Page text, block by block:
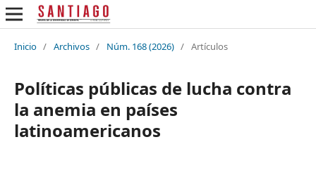
Inicio / Archivos / Núm. 168 (2026) / Artículos
Políticas públicas de lucha contra
la anemia en países
latinoamericanos